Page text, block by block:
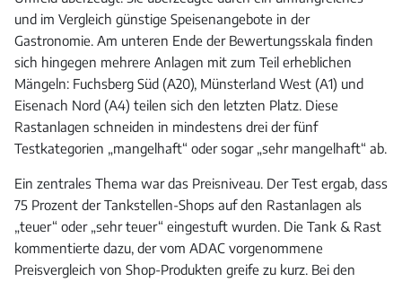
und im Vergleich günstige Speisenangebote in der
Gastronomie. Am unteren Ende der Bewertungsskala finden
sich hingegen mehrere Anlagen mit zum Teil erheblichen
Mängeln: Fuchsberg Süd (A20), Münsterland West (A1) und
Eisenach Nord (A4) teilen sich den letzten Platz. Diese
Rastanlagen schneiden in mindestens drei der fünf
Testkategorien „mangelhaft“ oder sogar „sehr mangelhaft“ ab.
Ein zentrales Thema war das Preisniveau. Der Test ergab, dass
75 Prozent der Tankstellen-Shops auf den Rastanlagen als
„teuer“ oder „sehr teuer“ eingestuft wurden. Die Tank & Rast
kommentierte dazu, der vom ADAC vorgenommene
Preisvergleich von Shop-Produkten greife zu kurz. Bei den